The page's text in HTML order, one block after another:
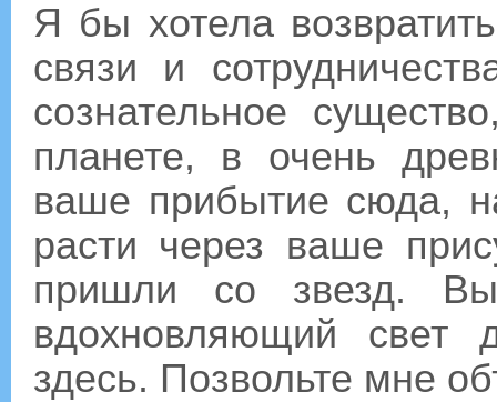
Я бы хотела
связи и
сознательное
планете, в очень
ваше прибытие сюда,
расти через ваше
пришли со звезд.
вдохновляющий свет
здесь. Позвольте мне